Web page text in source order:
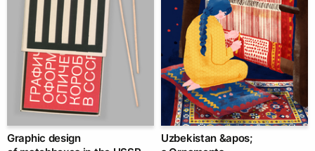
Graphic design
Uzbekistan &apos;